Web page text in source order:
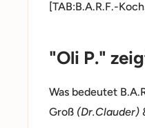
[TAB:B.A.R.F.-
"Oli P."
Was bedeutet
Groß (Dr.Clauder)